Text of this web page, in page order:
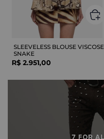
SLEEVELESS BLOUSE VISCOSE
SNAKE
R$ 2.951,00